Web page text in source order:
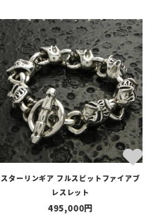
スターリンギア フルスピットファイアブ
レスレット
495,000